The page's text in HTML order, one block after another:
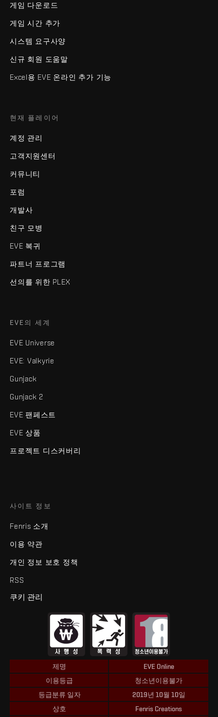
게임 다운로드
게임 시간 추가
시스템 요구사양
신규 회원 도움말
Excel용 EVE 온라인 추가 기능
현재 플레이어
계정 관리
고객지원센터
커뮤니티
포럼
개발사
친구 모병
EVE 복귀
파트너 프로그램
선의를 위한 PLEX
EVE의 세계
EVE Universe
EVE: Valkyrie
Gunjack
Gunjack 2
EVE 팬페스트
EVE 상품
프로젝트 디스커버리
사이트 정보
Fenris 소개
이용 약관
개인 정보 보호 정책
RSS
쿠키 관리
제명
EVE Online
이용등급
청소년이용불가
등급분류 일자
2019년 10월 10일
상호
Fenris Creations